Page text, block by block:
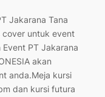
Jakarana Tana
cover untuk event
Event PT Jakarana
akan
anda.Meja kursi
dan kursi futura